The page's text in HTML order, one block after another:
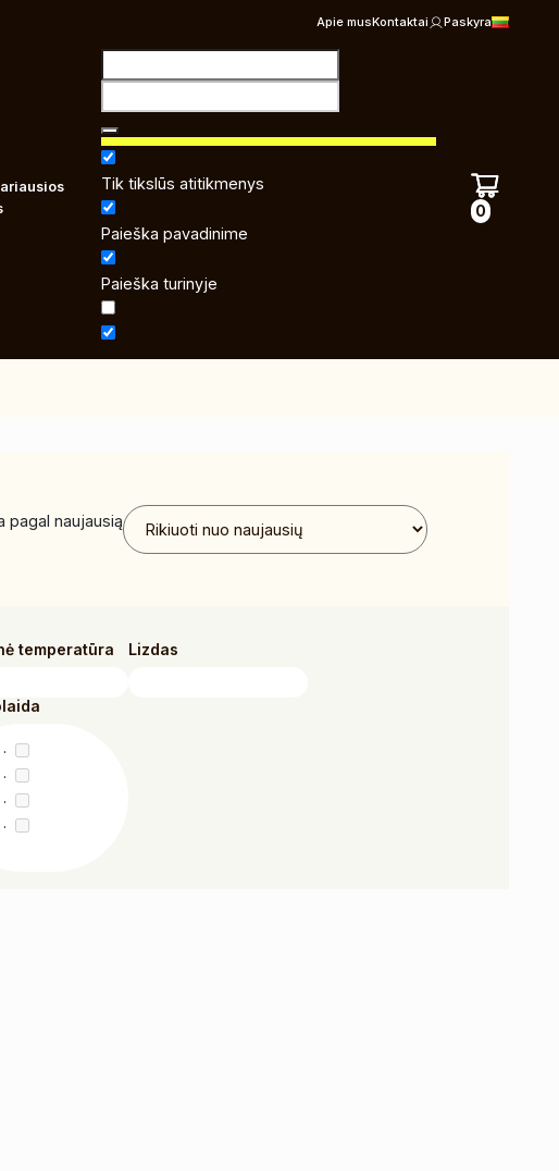
Apie musKontaktai Paskyra
Tik tikslūs atitikmenys
Paieška pavadinime
Paieška turinyje
0
pagal naujausią
temperatūra Lizdas